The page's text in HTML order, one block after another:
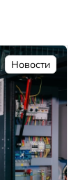
Новости